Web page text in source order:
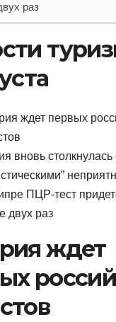
раз
ждет первых
вновь столкнулась
ПЦР-тест
двух раз
ждет